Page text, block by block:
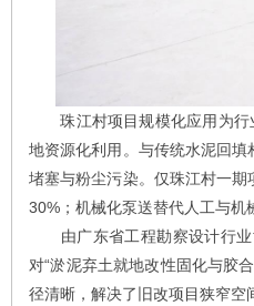
珠江村项目规模化应用为行业
地资源化利用。与传统水泥回
堵塞与粉尘污染。仅珠江村一
30%；机械化泵送替代人工与
由广东省工程勘察设计行业
对“淤泥弃土就地改性固化与胶
径清晰，解决了旧改项目狭窄